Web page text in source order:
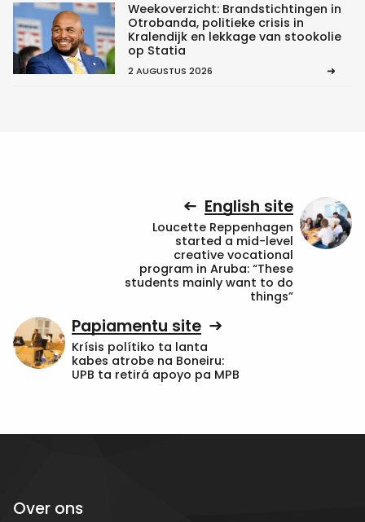
Weekoverzicht: Brandstichtingen in
Otrobanda, politieke crisis in
Kralendijk en lekkage van stookolie
op Statia
2 AUGUSTUS 2026
English site
Loucette Reppenhagen
started a mid-level
creative vocational
program in Aruba: “These
students mainly want to do
things”
Papiamentu site
Krísis polítiko ta lanta
kabes atrobe na Boneiru:
UPB ta retirá apoyo pa MPB
Over ons